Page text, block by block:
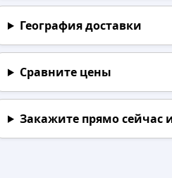
География доставки
Сравните цены
Закажите прямо сейчас